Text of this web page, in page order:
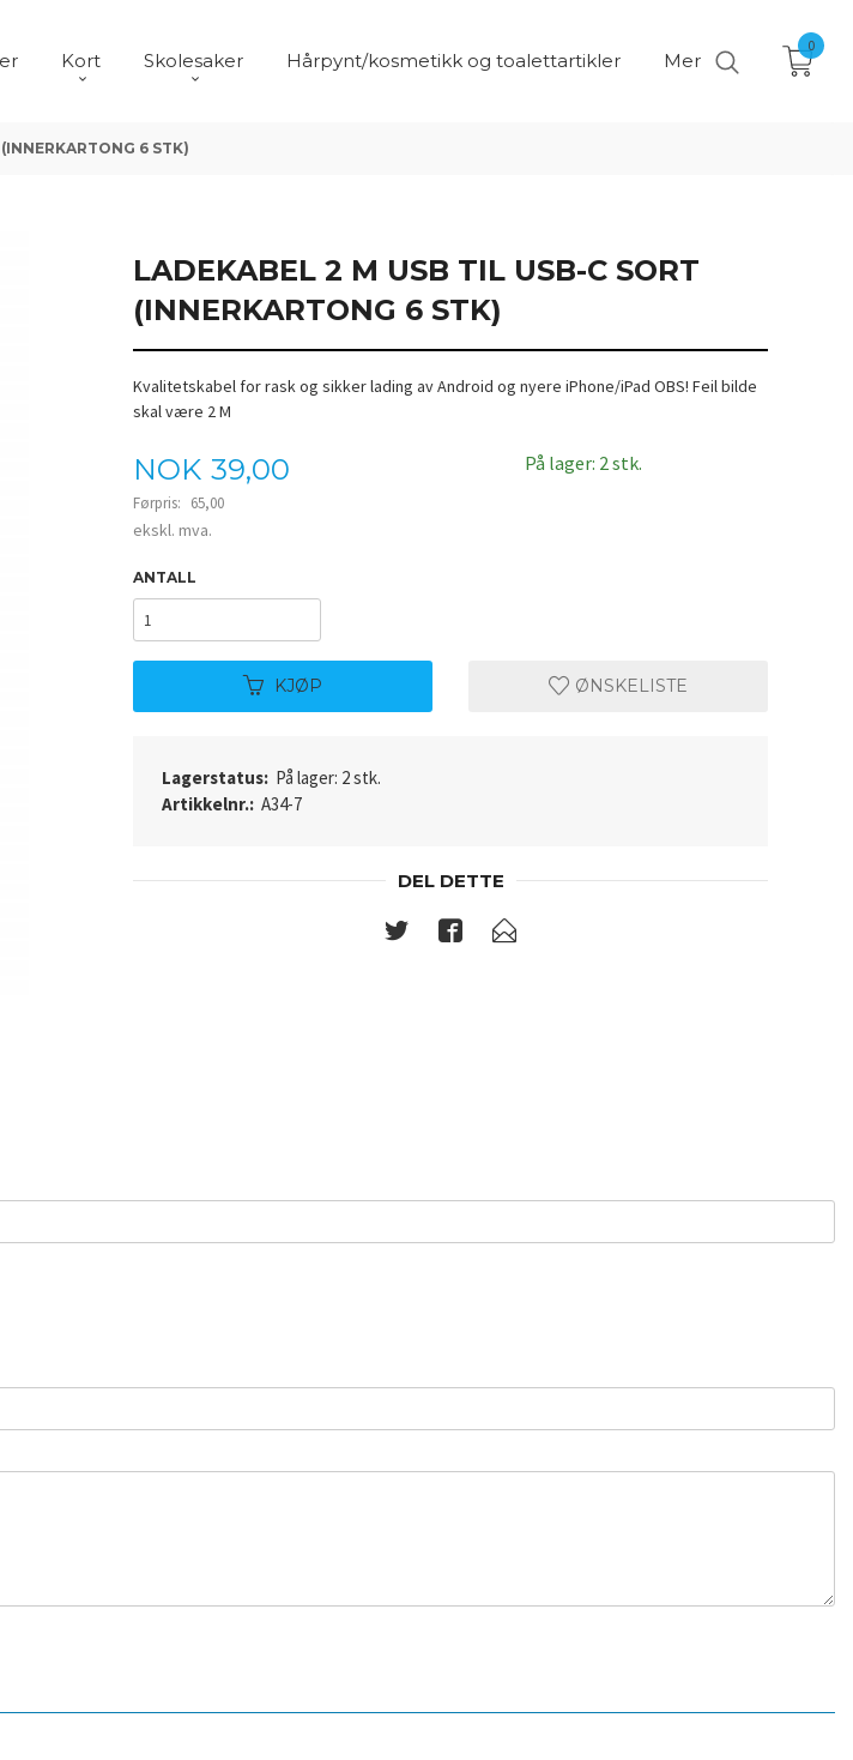
Kort Skolesaker Hårpynt/kosmetikk og toalettartikler Mer
0
6 STK)
LADEKABEL 2 M USB TIL USB-C SORT
(INNERKARTONG 6 STK)
Kvalitetskabel for rask og sikker lading av Android og nyere iPhone/iPad OBS! Feil bilde
skal være 2 M
Tilbud
NOK 39,00
Førpris: 65,00
Rabatt
ekskl. mva.
På lager: 2 stk.
ANTALL
KJØP ØNSKELISTE
Lagerstatus: På lager: 2 stk.
Artikkelnr.: A34-7
DEL DETTE